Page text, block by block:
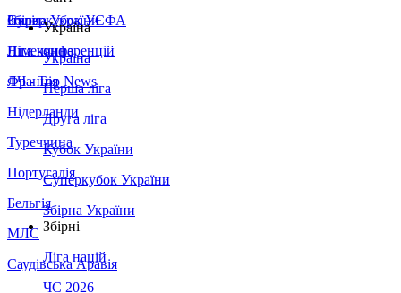
Збірна України
Італія
Німеччина
Франція
Нідерланди
Туреччина
Португалія
Бельгія
МЛС
Саудівська Аравія
Суперкубок УЄФА
Ліга конференцій
ЛЧ - Top News
Україна
Україна
Перша ліга
Друга ліга
Кубок України
Суперкубок України
Збірна України
Збірні
Ліга націй
ЧС 2026